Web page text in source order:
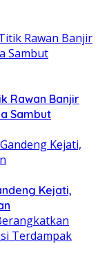
Rawan Banjir
Sambut
Kejati,